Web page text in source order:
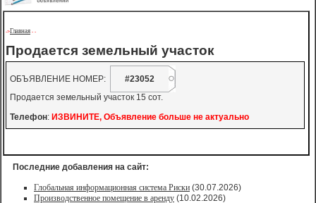
->Главная - -
Продается земельный участок
ОБЪЯВЛЕНИЕ НОМЕР:
#23052
Продается земельный участок 15 сот.
Телефон: ИЗВИНИТЕ, Объявление больше не актуально
Последние добавления на сайт:
Глобальная информационная система Риски (30.07.2026)
Производственное помещение в аренду (10.02.2026)